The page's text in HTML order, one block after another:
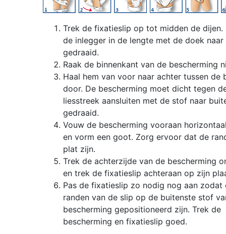
Trek de fixatieslip op tot midden de dijen.
de inlegger in de lengte met de doek naar
gedraaid.
Raak de binnenkant van de bescherming
Haal hem van voor naar achter tussen de
door. De bescherming moet dicht tegen
liesstreek aansluiten met de stof naar
gedraaid.
Vouw de bescherming vooraan
en vorm een goot. Zorg ervoor dat de
plat zijn.
Trek de achterzijde van de bescherming
en trek de fixatieslip achteraan op zijn
Pas de fixatieslip zo nodig nog aan zodat
randen van de slip op de buitenste stof
bescherming gepositioneerd zijn. Trek de
bescherming en fixatieslip goed.